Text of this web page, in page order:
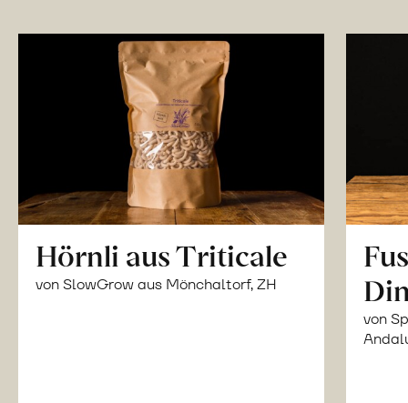
Hörnli aus Triticale
von SlowGrow aus Mönchaltorf, ZH
von